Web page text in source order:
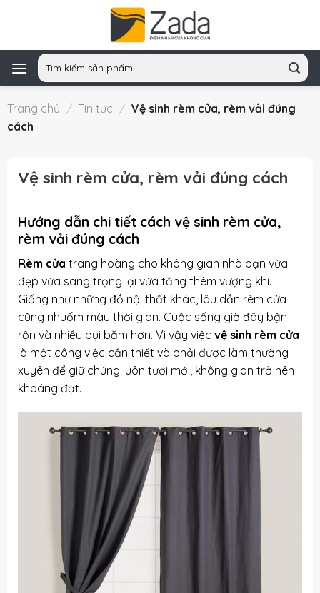
Tìm
kiếm:
Trang chủ / Tin tức / Vệ sinh rèm cửa, rèm vải đúng
cách
Vệ sinh rèm cửa, rèm vải đúng cách
Hướng dẫn chi tiết cách vệ sinh rèm cửa,
rèm vải đúng cách
Rèm cửa trang hoàng cho không gian nhà bạn vừa
đẹp vừa sang trọng lại vừa tăng thêm vượng khí.
Giống như những đồ nội thất khác, lâu dần rèm cửa
cũng nhuốm màu thời gian. Cuộc sống giờ đây bận
rộn và nhiều bụi bặm hơn. Vì vậy việc vệ sinh rèm cửa
là một công việc cần thiết và phải được làm thường
xuyên để giữ chúng luôn tươi mới, không gian trở nên
khoáng đạt.